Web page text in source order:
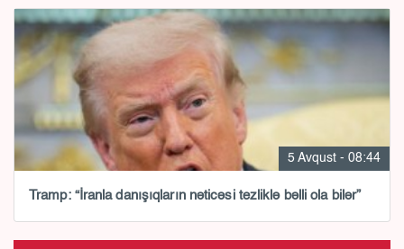
5 Avqust - 08:44
Tramp: “İranla danışıqların nəticəsi tezliklə bəlli ola bilər”